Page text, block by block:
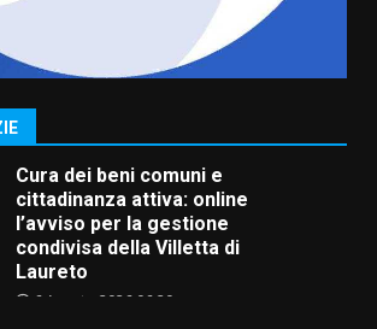
Grazia Neglia, coordinatrice
cittadina di Fratelli d’Italia,
pronta a tornare in Consiglio
Cura dei beni comuni e
cittadinanza attiva: online
l’avviso per la gestione
condivisa della Villetta di
Laureto
6 Agosto 2026 06:20